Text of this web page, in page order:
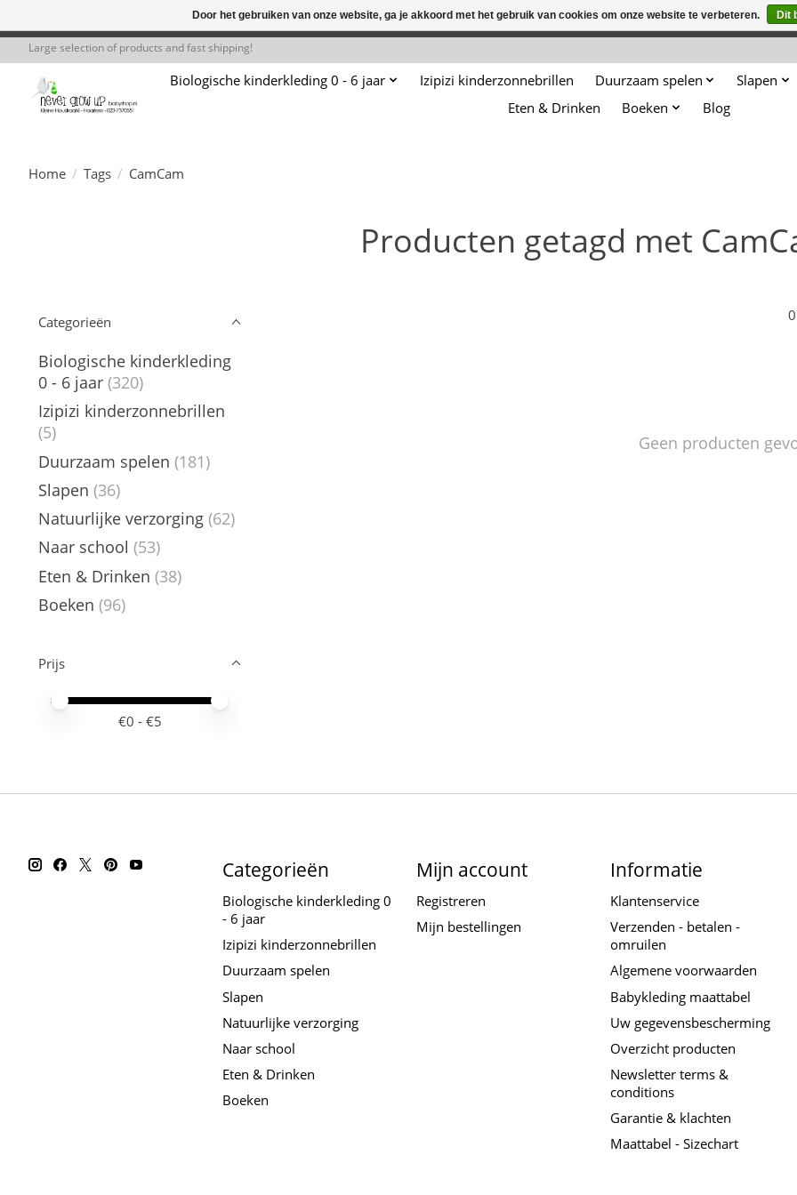
Large selection of products and fast shipping!
Biologische kinderkleding 0 - 6 jaar Izipizi kinderzonnebrillen Duurzaam spelen Slapen
Eten & Drinken
Boeken Blog
Home / Tags / CamCam
Producten getagd met
Categorieën
Biologische kinderkleding
0 - 6 jaar (320)
Izipizi kinderzonnebrillen
(5)
Duurzaam spelen (181)
Slapen (36)
Natuurlijke verzorging (62)
Naar school (53)
Eten & Drinken (38)
Boeken (96)
Prijs
Minimale prijswaarde
Price maximum value
€0 - €5
Geen producten
Categorieën
Biologische kinderkleding 0
- 6 jaar
Izipizi kinderzonnebrillen
Duurzaam spelen
Slapen
Natuurlijke verzorging
Naar school
Eten & Drinken
Boeken
Mijn account
Registreren
Mijn bestellingen
Informatie
Klantenservice
Verzenden - betalen -
omruilen
Algemene voorwaarden
Babykleding maattabel
Uw gegevensbescherming
Overzicht producten
Newsletter terms &
conditions
Garantie & klachten
Maattabel - Sizechart
Door het gebruiken van onze website, ga je akkoord met het gebruik van cookies om onze website te verbeteren. Dit
← Keer terug naar de backofficeDeze winkel is in aanbouw. Eventueel geplaatste orders zullen niet